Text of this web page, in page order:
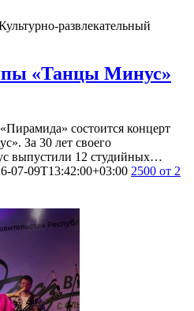
развлекательный
«Танцы Минус»
состоится концерт
За 30 лет своего
выпустили 12 студийных…
07-09T13:42:00+03:00 2500 от 2